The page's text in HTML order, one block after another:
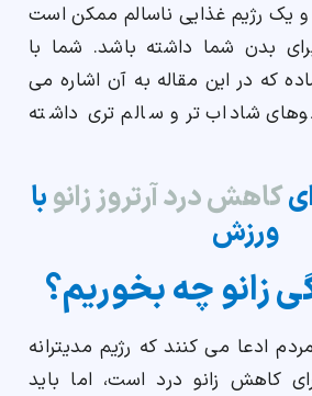
و یک رژیم غذایی ناسالم ممکن است
بدن شما داشته باشد. شما با
که در این مقاله به آن اشاره می
شاداب تر و سالم تری داشته
کاهش درد آرتروز زانوبا
ورزش
زانو چه بخوریم؟
ادعا می کنند که رژیم مدیترانه
کاهش زانو درد است، اما باید